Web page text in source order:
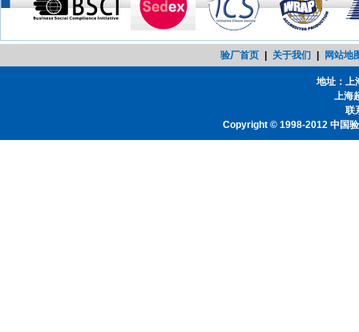
验厂首页 关于我们 网站地
地址：上
上海
联
Copyright © 1998-2012 中国